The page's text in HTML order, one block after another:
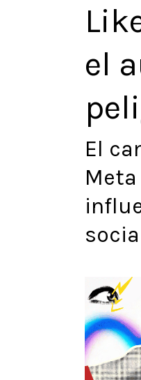
el
El